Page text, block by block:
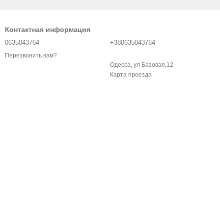
Контактная информация
0635043764
Перезвонить вам?
+380635043764
Одесса, ул Базовая,12
Карта проезда